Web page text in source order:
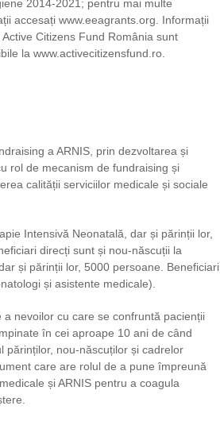
2014-2021; pentru mai multe
accesați www.eeagrants.org. Informații
Citizens Fund România sunt
la www.activecitizensfund.ro.
a ARNIS, prin dezvoltarea și
rol de mecanism de fundraising și
calității serviciilor medicale și sociale
Intensivă Neonatală, dar și părinții lor,
direcți sunt și nou-născuții la
și părinții lor, 5000 persoane. Beneficiari
și asistente medicale).
nevoilor cu care se confruntă pacienții
în cei aproape 10 ani de când
părinților, nou-născuților și cadrelor
care are rolul de a pune împreună
și ARNIS pentru a coagula